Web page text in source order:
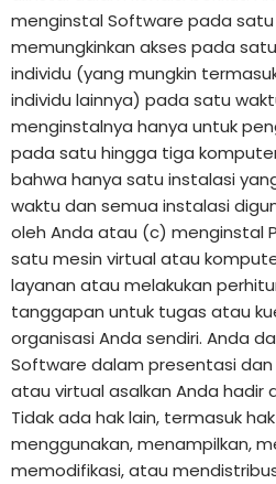
menginstal Software pada
memungkinkan akses pada
individu (yang mungkin
individu lainnya) pada satu
menginstalnya hanya untuk
pada satu hingga tiga
bahwa hanya satu instalasi
waktu dan semua instalasi
oleh Anda atau (c) menginstal
satu mesin virtual atau
layanan atau melakukan
tanggapan untuk tugas atau
organisasi Anda sendiri. Anda
Software dalam presentasi
atau virtual asalkan Anda hadir
Tidak ada hak lain, termasuk
menggunakan, menampilkan,
memodifikasi, atau